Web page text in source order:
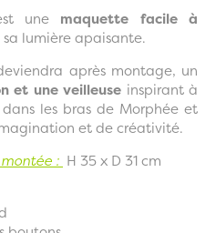
une maquette facile à
lumière apaisante.
après montage, un
et une veilleuse inspirant à
les bras de Morphée et
et de créativité.
: H 35 x D 31 cm